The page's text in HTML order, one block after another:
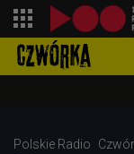
Polskie Radio